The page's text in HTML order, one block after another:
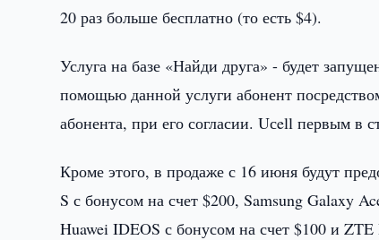
20 раз больше бесплатно (то есть $4).
Услуга на базе «Найди друга» - будет
помощью данной услуги абонент
абонента, при его согласии. Uсell первым в
Кроме этого, в продаже с 16 июня будут
S с бонусом на счет $200, Samsung Galaxy
Huawei IDEOS с бонусом на счет $100 и